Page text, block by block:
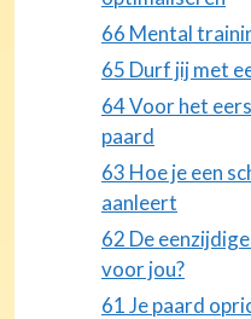
66 Mental
65 Durf jij met
64 Voor het
paard
63 Hoe je een
aanleert
62 De
voor jou?
61 Je paard